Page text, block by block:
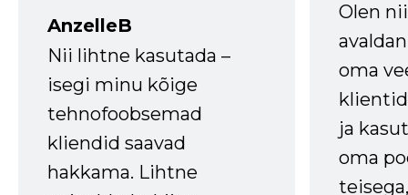
AnzelleB
Nii lihtne kasutada –
isegi minu kõige
tehnofoobsemad
kliendid saavad
hakkama. Lihtne
Olen
oma
ja
oma